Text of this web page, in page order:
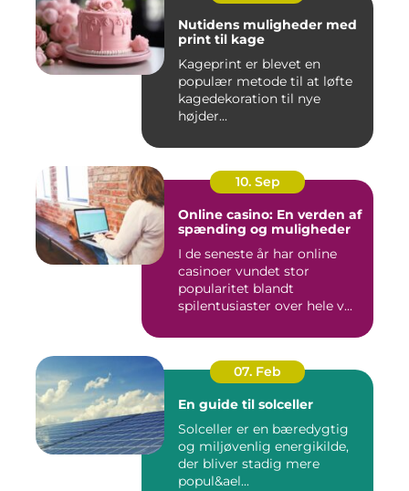
Nutidens muligheder med
print til kage
Kageprint er blevet en
populær metode til at løfte
kagedekoration til nye
højder...
10. Sep
Online casino: En verden af
spænding og muligheder
I de seneste år har online
casinoer vundet stor
popularitet blandt
spilentusiaster over hele v...
07. Feb
En guide til solceller
Solceller er en bæredygtig
og miljøvenlig energikilde,
der bliver stadig mere
popul&ael...